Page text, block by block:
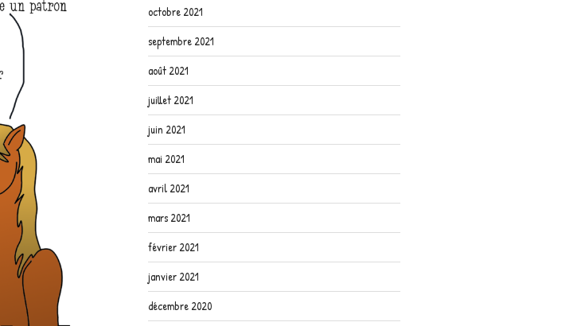
octobre 2021
septembre 2021
août 2021
juillet 2021
juin 2021
mai 2021
avril 2021
mars 2021
février 2021
janvier 2021
décembre 2020